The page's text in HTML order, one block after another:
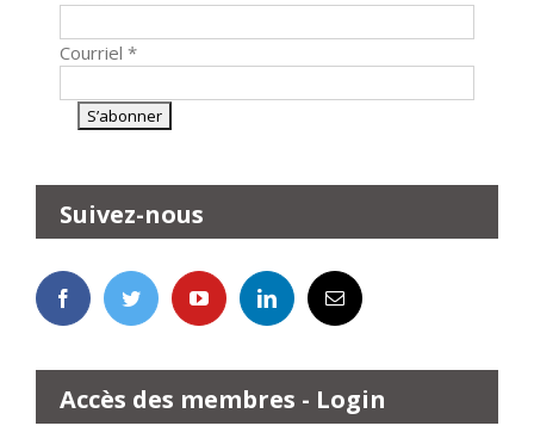
Courriel *
Suivez-nous
Accès des membres - Login